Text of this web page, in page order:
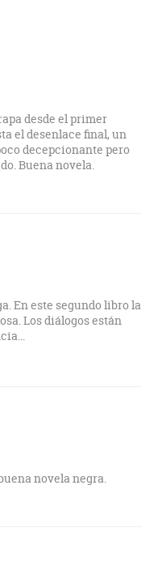
desde el primer
el desenlace final, un
decepcionante pero
Buena novela.
En este segundo libro la
Los diálogos están
interesante y con
de darle forma al relato.
pasado.
novela negra.